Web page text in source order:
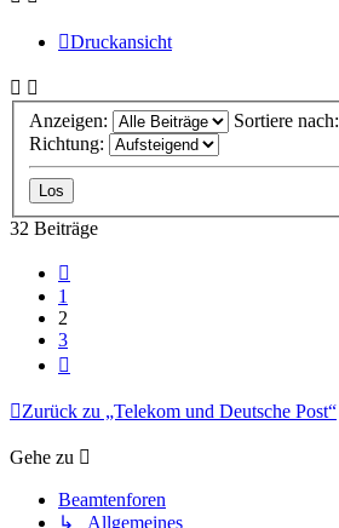
Druckansicht
Anzeigen:
Sortiere nach:
Richtung:
32 Beiträge
1
2
3
Zurück zu „Telekom und Deutsche Post“
Gehe zu
Beamtenforen
↳ Allgemeines